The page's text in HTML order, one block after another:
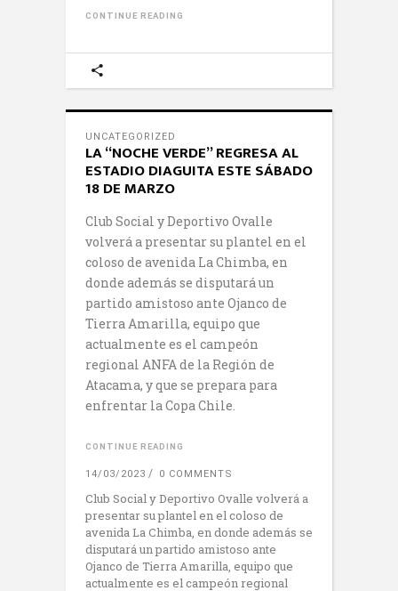
CONTINUE READING
UNCATEGORIZED
LA “NOCHE VERDE” REGRESA AL
ESTADIO DIAGUITA ESTE SÁBADO
18 DE MARZO
Club Social y Deportivo Ovalle
volverá a presentar su plantel en el
coloso de avenida La Chimba, en
donde además se disputará un
partido amistoso ante Ojanco de
Tierra Amarilla, equipo que
actualmente es el campeón
regional ANFA de la Región de
Atacama, y que se prepara para
enfrentar la Copa Chile.
CONTINUE READING
14/03/2023 0 COMMENTS
Club Social y Deportivo Ovalle volverá a
presentar su plantel en el coloso de
avenida La Chimba, en donde además se
disputará un partido amistoso ante
Ojanco de Tierra Amarilla, equipo que
actualmente es el campeón regional